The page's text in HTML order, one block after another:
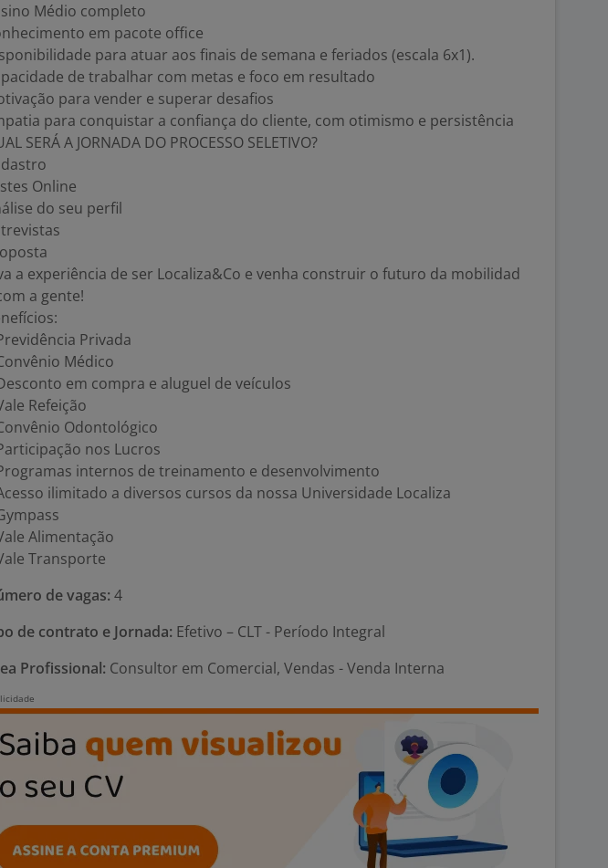
Médio completo
em pacote office
para atuar aos finais de semana e feriados (escala 6x1).
de trabalhar com metas e foco em resultado
para vender e superar desafios
para conquistar a confiança do cliente, com otimismo e persistência
SERÁ A JORNADA DO PROCESSO SELETIVO?
Online
do seu perfil
a experiência de ser Localiza&Co e venha construir o futuro da mobilidad
a gente!
Privada
Médico
em compra e aluguel de veículos
Refeição
Odontológico
nos Lucros
internos de treinamento e desenvolvimento
ilimitado a diversos cursos da nossa Universidade Localiza
Alimentação
Transporte
de vagas: 4
de contrato e Jornada: Efetivo – CLT - Período Integral
Profissional: Consultor em Comercial, Vendas - Venda Interna